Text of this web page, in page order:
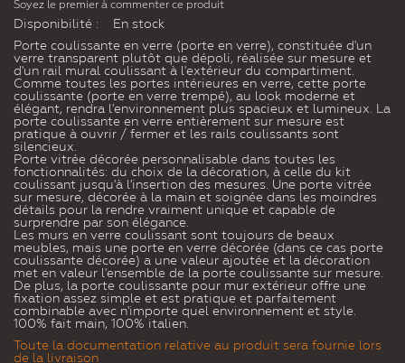
Soyez le premier à commenter ce produit
Disponibilité :
En stock
Porte coulissante en verre (porte en verre), constituée d'un
verre transparent plutôt que dépoli, réalisée sur mesure et
d'un rail mural coulissant à l'extérieur du compartiment.
Comme toutes les portes intérieures en verre, cette porte
coulissante (porte en verre trempé), au look moderne et
élégant, rendra l'environnement plus spacieux et lumineux. La
porte coulissante en verre entièrement sur mesure est
pratique à ouvrir / fermer et les rails coulissants sont
silencieux.
Porte vitrée décorée personnalisable dans toutes les
fonctionnalités: du choix de la décoration, à celle du kit
coulissant jusqu'à l'insertion des mesures. Une porte vitrée
sur mesure, décorée à la main et soignée dans les moindres
détails pour la rendre vraiment unique et capable de
surprendre par son élégance.
Les murs en verre coulissant sont toujours de beaux
meubles, mais une porte en verre décorée (dans ce cas porte
coulissante décorée) a une valeur ajoutée et la décoration
met en valeur l'ensemble de la porte coulissante sur mesure.
De plus, la porte coulissante pour mur extérieur offre une
fixation assez simple et est pratique et parfaitement
combinable avec n'importe quel environnement et style.
100% fait main, 100% italien.
Toute la documentation relative au produit sera fournie lors
de la livraison